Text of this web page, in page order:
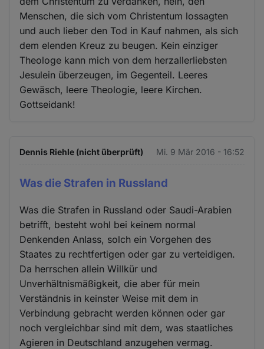
Menschen, die sich vom Christentum lossagten
und auch lieber den Tod in Kauf nahmen, als sich
dem elenden Kreuz zu beugen. Kein einziger
Theologe kann mich von dem herzallerliebsten
Jesulein überzeugen, im Gegenteil. Leeres
Gewäsch, leere Theologie, leere Kirchen.
Gottseidank!
Dennis Riehle (nicht überprüft) Mi. 9 Mär 2016 - 16:52
Was die Strafen in Russland
Was die Strafen in Russland oder Saudi-Arabien
betrifft, besteht wohl bei keinem normal
Denkenden Anlass, solch ein Vorgehen des
Staates zu rechtfertigen oder gar zu verteidigen.
Da herrschen allein Willkür und
Unverhältnismäßigkeit, die aber für mein
Verständnis in keinster Weise mit dem in
Verbindung gebracht werden können oder gar
noch vergleichbar sind mit dem, was staatliches
Agieren in Deutschland anzugehen vermag.